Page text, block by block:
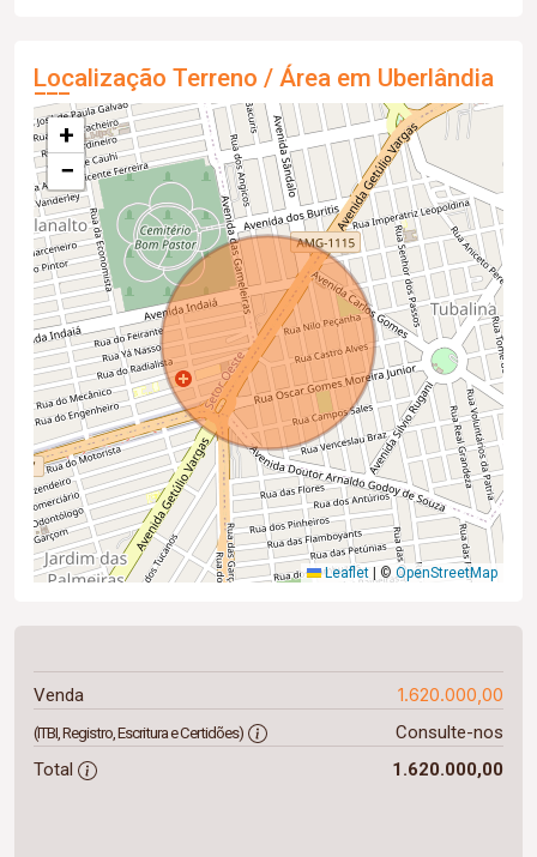
Localização Terreno / Área em Uberlândia
+
−
Leaflet | © OpenStreetMap
Venda 1.620.000,00
(ITBI, Registro, Escritura e Certidões)
Consulte-nos
Total
1.620.000,00